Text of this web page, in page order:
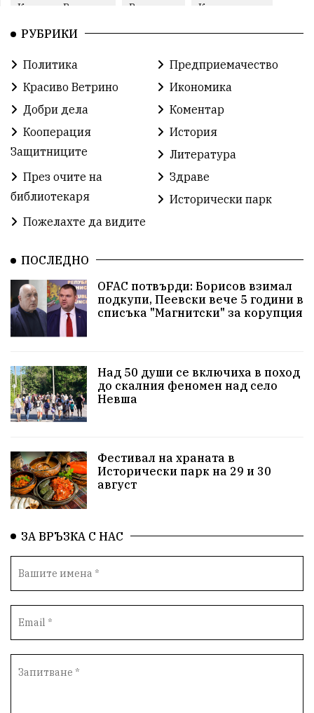
Красиво Ветрино Развитие Криминално
Фондация Въздигане
Автосъбитие Празници Розариумът
Партия "Величие" Здраве
СУ „Христо Ботев“ – Ветрино Вълчи дол
Свят
Предстоящи Доброволчески дейности
Забавления Второ българско царство
Храна от село Лична инициатива
Здравословно Изкуство Заедно за България
Актуално Образователно
Красиво Ветрино защитниците
Детски лагер
Историческа живопис
Народно читалище Изобразително изкуство
български художници
Семейство Новости
Възстановки
благотворителност Красиво Ветрино медии
Родолюбие обучение Доброплодно
Духовност
РУБРИКИ
Политика
Предприемачество
Красиво Ветрино
Икономика
Добри дела
Коментар
Кооперация
Защитниците
История
Литература
През очите на
библиотекаря
Здраве
Исторически парк
Пожелахте да видите
ПОСЛЕДНО
OFAC потвърди: Борисов взимал
подкупи, Пеевски вече 5 години в
списъка "Магнитски" за корупция
Над 50 души се включиха в поход
до скалния феномен над село
Невша
Фестивал на храната в
Исторически парк на 29 и 30
август
ЗА ВРЪЗКА С НАС